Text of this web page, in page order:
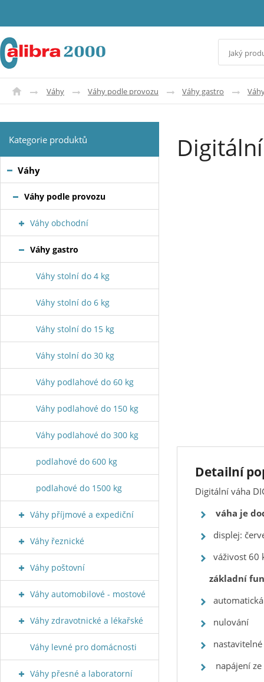
Váhy Váhy podle provozu Váhy gastro
Detailní
Digitální váha
váha je
displej:
váživost 60
základní
nulování
napájení
Kategorie produktů
Váhy
Váhy podle provozu
Váhy obchodní
Váhy gastro
Váhy stolní do 4 kg
Váhy stolní do 6 kg
Váhy stolní do 15 kg
Váhy stolní do 30 kg
Váhy podlahové do 60 kg
Váhy podlahové do 150 kg
Váhy podlahové do 300 kg
podlahové do 600 kg
podlahové do 1500 kg
Váhy příjmové a expediční
Váhy řeznické
Váhy poštovní
Váhy automobilové - mostové
Váhy zdravotnické a lékařské
Váhy levné pro domácnosti
Váhy přesné a laboratorní